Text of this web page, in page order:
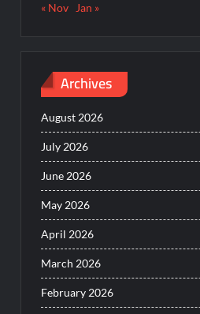
« Nov
Jan »
Archives
August 2026
July 2026
June 2026
May 2026
April 2026
March 2026
February 2026